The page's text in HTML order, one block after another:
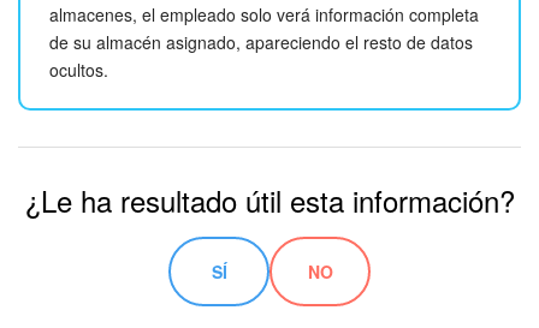
almacenes, el empleado solo verá información completa
de su almacén asignado, apareciendo el resto de datos
ocultos.
¿Le ha resultado útil esta información?
SÍ NO